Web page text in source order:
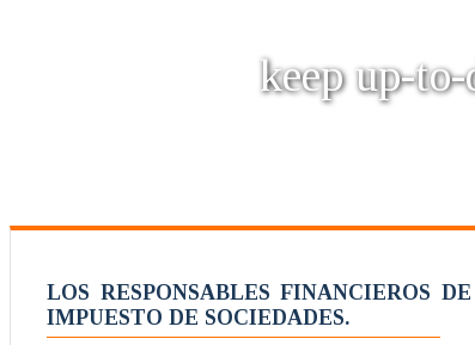
keep up-
LOS RESPONSABLES FINANCIEROS
IMPUESTO DE SOCIEDADES.